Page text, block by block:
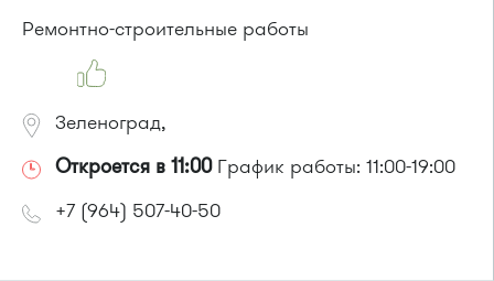
Ремонтно-строительные работы
Зеленоград,
Откроется в 11:00График работы: 11:00-19:00
+7 (964) 507-40-50